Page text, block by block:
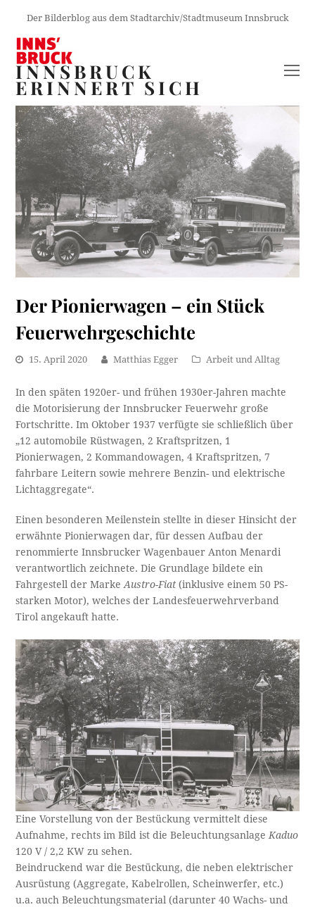
Der Bilderblog aus dem Stadtarchiv/Stadtmuseum Innsbruck
INNSBRUCK
ERINNERT SICH
Der Pionierwagen – ein Stück
Feuerwehrgeschichte
15. April 2020 Matthias Egger Arbeit und Alltag
In den späten 1920er- und frühen 1930er-Jahren machte
die Motorisierung der Innsbrucker Feuerwehr große
Fortschritte. Im Oktober 1937 verfügte sie schließlich über
„12 automobile Rüstwagen, 2 Kraftspritzen, 1
Pionierwagen, 2 Kommandowagen, 4 Kraftspritzen, 7
fahrbare Leitern sowie mehrere Benzin- und elektrische
Lichtaggregate“.
Einen besonderen Meilenstein stellte in dieser Hinsicht der
erwähnte Pionierwagen dar, für dessen Aufbau der
renommierte Innsbrucker Wagenbauer Anton Menardi
verantwortlich zeichnete. Die Grundlage bildete ein
Fahrgestell der MarkeAustro-Fiat (inklusive einem 50 PS-
starken Motor), welches der Landesfeuerwehrverband
Tirol angekauft hatte.
Eine Vorstellung von der Bestückung vermittelt diese
Aufnahme, rechts im Bild ist die Beleuchtungsanlage Kaduo
120 V / 2,2 KW zu sehen.
Beindruckend war die Bestückung, die neben elektrischer
Ausrüstung (Aggregate, Kabelrollen, Scheinwerfer, etc.)
u.a. auch Beleuchtungsmaterial (darunter 40 Wachs- und